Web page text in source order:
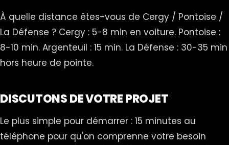
À quelle distance êtes-vous de Cergy / Pontoise /
La Défense ? Cergy : 5-8 min en voiture. Pontoise :
8-10 min. Argenteuil : 15 min. La Défense : 30-35 min
hors heure de pointe.
DISCUTONS DE VOTRE PROJET
Le plus simple pour démarrer : 15 minutes au
téléphone pour qu'on comprenne votre besoin